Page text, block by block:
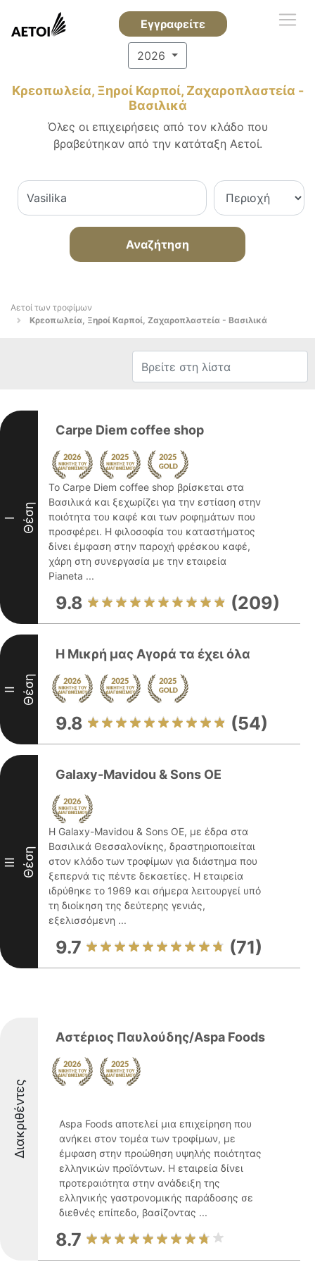
Εγγραφείτε
2026
Κρεοπωλεία, Ξηροί Καρποί, Ζαχαροπλαστεία -
Βασιλικά
Όλες οι επιχειρήσεις από τον κλάδο που
βραβεύτηκαν από την κατάταξη Αετοί.
Αναζήτηση
Αετοί των τροφίμων
Κρεοπωλεία, Ξηροί Καρποί, Ζαχαροπλαστεία - Βασιλικά
I Θέση
Carpe Diem coffee shop
Το Carpe Diem coffee shop βρίσκεται στα
Βασιλικά και ξεχωρίζει για την εστίαση στην
ποιότητα του καφέ και των ροφημάτων που
προσφέρει. Η φιλοσοφία του καταστήματος
δίνει έμφαση στην παροχή φρέσκου καφέ,
χάρη στη συνεργασία με την εταιρεία
Pianeta ...
9.8 (209)
II Θέση
Η Μικρή μας Αγορά τα έχει όλα
9.8 (54)
III Θέση
Galaxy-Mavidou & Sons OE
Η Galaxy-Mavidou & Sons OE, με έδρα στα
Βασιλικά Θεσσαλονίκης, δραστηριοποιείται
στον κλάδο των τροφίμων για διάστημα που
ξεπερνά τις πέντε δεκαετίες. Η εταιρεία
ιδρύθηκε το 1969 και σήμερα λειτουργεί υπό
τη διοίκηση της δεύτερης γενιάς,
εξελισσόμενη ...
9.7 (71)
Διακριθέντες
Αστέριος Παυλούδης/Aspa Foods
Aspa Foods αποτελεί μια επιχείρηση που
ανήκει στον τομέα των τροφίμων, με
έμφαση στην προώθηση υψηλής ποιότητας
ελληνικών προϊόντων. Η εταιρεία δίνει
προτεραιότητα στην ανάδειξη της
ελληνικής γαστρονομικής παράδοσης σε
διεθνές επίπεδο, βασίζοντας ...
8.7